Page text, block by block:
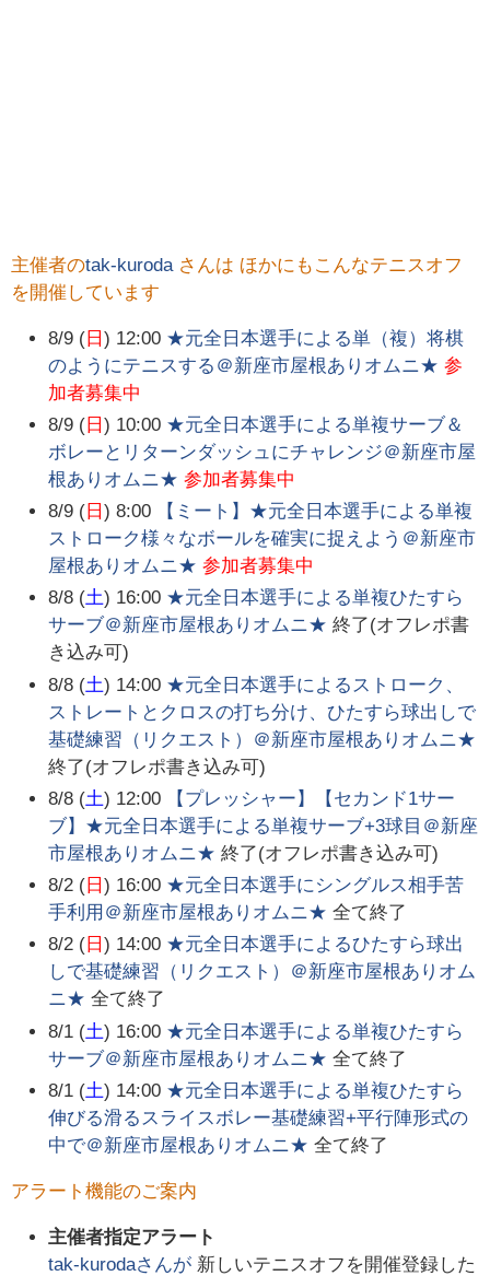
主催者のtak-kuroda さんは ほかにもこんなテニスオフ
を開催しています
8/9 ( 日) 12:00 ★元全日本選手による単（複）将棋
のようにテニスする＠新座市屋根ありオムニ★ 参
加者募集中
8/9 ( 日) 10:00 ★元全日本選手による単複サーブ＆
ボレーとリターンダッシュにチャレンジ＠新座市屋
根ありオムニ★ 参加者募集中
8/9 ( 日) 8:00
【ミート】★元全日本選手による単複
ストローク様々なボールを確実に捉えよう＠新座市
屋根ありオムニ★ 参加者募集中
8/8 (土) 16:00 ★元全日本選手による単複ひたすら
サーブ＠新座市屋根ありオムニ★ 終了(オフレポ書
き込み可)
8/8 (土) 14:00 ★元全日本選手によるストローク、
ストレートとクロスの打ち分け、ひたすら球出しで
基礎練習（リクエスト）＠新座市屋根ありオムニ★
終了(オフレポ書き込み可)
8/8 (土) 12:00
【プレッシャー】【セカンド1サー
ブ】★元全日本選手による単複サーブ+3球目＠新座
市屋根ありオムニ★ 終了(オフレポ書き込み可)
8/2 ( 日) 16:00 ★元全日本選手にシングルス相手苦
手利用＠新座市屋根ありオムニ★ 全て終了
8/2 ( 日) 14:00 ★元全日本選手によるひたすら球出
しで基礎練習（リクエスト）＠新座市屋根ありオム
ニ★ 全て終了
8/1 (土) 16:00 ★元全日本選手による単複ひたすら
サーブ＠新座市屋根ありオムニ★ 全て終了
8/1 (土) 14:00 ★元全日本選手による単複ひたすら
伸びる滑るスライスボレー基礎練習+平行陣形式の
中で＠新座市屋根ありオムニ★ 全て終了
アラート機能のご案内
主催者指定アラート
tak-kurodaさんが 新しいテニスオフを開催登録した